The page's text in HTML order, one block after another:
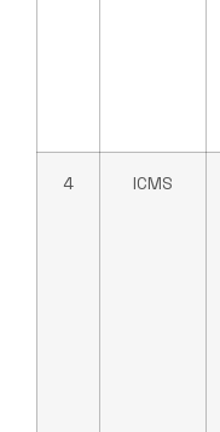
4 ICMS